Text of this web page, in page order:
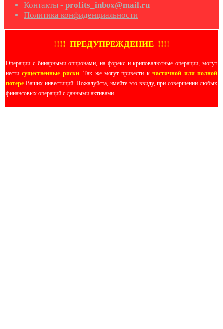
Контакты - profits_inbox@mail.ru
Политика конфиденциальности
!!!! ПРЕДУПРЕЖДЕНИЕ !!!!
Операции с бинарными опционами, на форекс и криповалютные операции, могут
нестисущественные риски. Так же могут привести кчастичной или полной
потере Ваших инвестиций. Пожалуйста, имейте это ввиду, при совершении любых
финансовых операций с данными активами.